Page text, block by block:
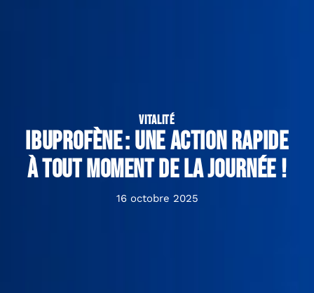
VITALITÉ
Ibuprofène : une action rapide
à tout moment de la journée !
16 octobre 2025